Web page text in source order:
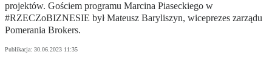
projektów. Gościem programu Marcina Piaseckiego w
#RZECZoBIZNESIE był Mateusz Baryliszyn, wiceprezes zarządu
Pomerania Brokers.
Publikacja: 30.06.2023 11:35